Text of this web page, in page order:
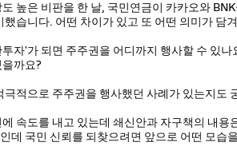
높은 비판을 한 날, 국민연금이 카카오와
습니다. 어떤 차이가 있고 또 어떤 의미가 담
자'가 되면 주주권을 어디까지 행사할 수 있
까요?
적으로 주주권을 행사했던 사례가 있는지도
속도를 내고 있는데 쇄신안과 자구책의 내용
데 국민 신뢰를 되찾으려면 앞으로 어떤 모습